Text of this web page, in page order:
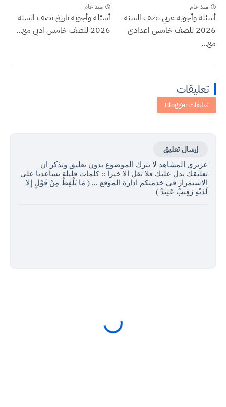
منذ عام
أسئلة وأجوبة عربي نصف السنة
2026 للصف خامس اعدادي
مع...
منذ عام
أسئلة وأجوبة تاريخ نصف السنة
2026 للصف خامس ادبي مع...
تعليقات
إرسال تعليق
عزيزي المشاهد لا تترك الموضوع بدون تعليق وتذكر ان
تعليقك يدل عليك فلا تقل الا خيرا :: كلمات قليلة تساعدنا على
الاستمرار في خدمتكم ادارة الموقع ... ( مَا يَلْفِظُ مِنْ قَوْلٍ إِلا
لَدَيْهِ رَقِيبٌ عَتِيدٌ )